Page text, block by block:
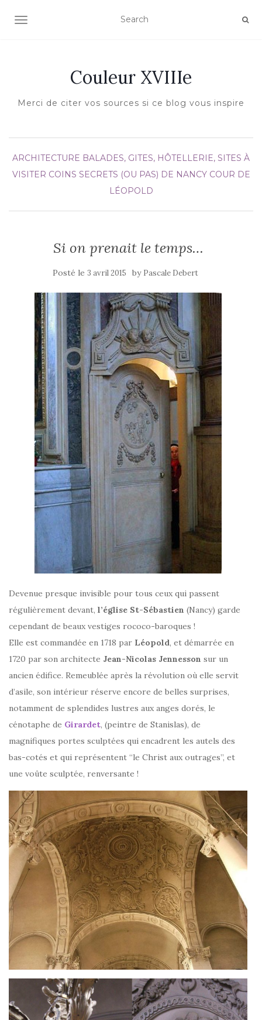
AFFICHER/MASQUER LA NAVIGATION
Couleur XVIIIe
Merci de citer vos sources si ce blog vous inspire
ARCHITECTURE BALADES, GITES, HÔTELLERIE, SITES À
VISITER COINS SECRETS (OU PAS) DE NANCY COUR DE
LÉOPOLD
Si on prenait le temps…
Posté le 3 avril 2015 by Pascale Debert
Devenue presque invisible pour tous ceux qui passent
régulièrement devant, l’église St-Sébastien (Nancy) garde
cependant de beaux vestiges rococo-baroques !
Elle est commandée en 1718 par Léopold, et démarrée en
1720 par son architecte Jean-Nicolas Jennesson sur un
ancien édifice. Remeublée après la révolution où elle servit
d’asile, son intérieur réserve encore de belles surprises,
notamment de splendides lustres aux anges dorés, le
cénotaphe de Girardet, (peintre de Stanislas), de
magnifiques portes sculptées qui encadrent les autels des
bas-cotés et qui représentent “le Christ aux outrages”, et
une voûte sculptée, renversante !